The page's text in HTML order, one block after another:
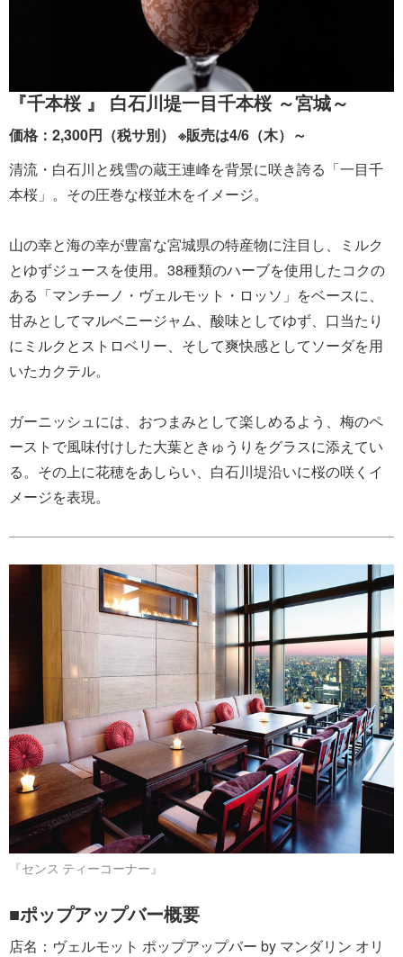
『千本桜 』 白石川堤一目千本桜 ～宮城～
価格：2,300円（税サ別） ※販売は4/6（木）～
清流・白石川と残雪の蔵王連峰を背景に咲き誇る「一目千
本桜」。その圧巻な桜並木をイメージ。
山の幸と海の幸が豊富な宮城県の特産物に注目し、ミルク
とゆずジュースを使用。38種類のハーブを使用したコクの
ある「マンチーノ・ヴェルモット・ロッソ」をベースに、
甘みとしてマルベニージャム、酸味としてゆず、口当たり
にミルクとストロベリー、そして爽快感としてソーダを用
いたカクテル。
ガーニッシュには、おつまみとして楽しめるよう、梅のペ
ーストで風味付けした大葉ときゅうりをグラスに添えてい
る。その上に花穂をあしらい、白石川堤沿いに桜の咲くイ
メージを表現。
『センス ティーコーナー』
■ポップアップバー概要
店名：ヴェルモット ポップアップバー by マンダリン オリ